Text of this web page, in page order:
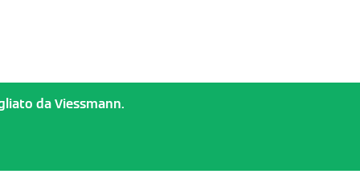
da Viessmann.